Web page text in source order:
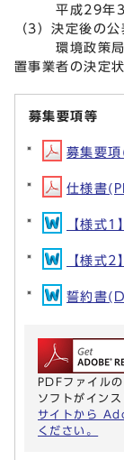
平成29年3月
（3）決定後の公
環境政策局ま
置事業者の決定
募集要項等
募集要
仕様書
【様式
【様式
誓約書
PDFファイル
ソフトがイン
サイトから
ください。